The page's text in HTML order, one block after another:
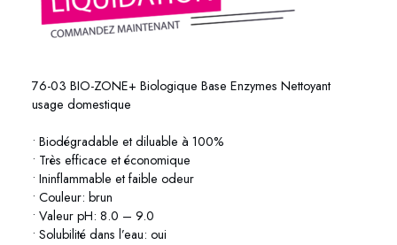
76-03 BIO-ZONE+ Biologique Base Enzymes Nettoyant
usage domestique
• Biodégradable et diluable à 100%
• Très efficace et économique
• Ininflammable et faible odeur
• Couleur: brun
• Valeur pH: 8.0 – 9.0
• Solubilité dans l’eau: oui